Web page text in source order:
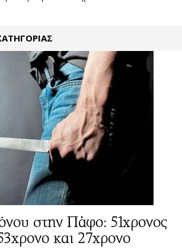
στην Πάφο: 51χρονος
και 27χρονο